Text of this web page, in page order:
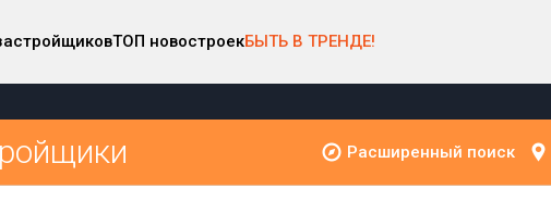
ТОП новостроекБЫТЬ В ТРЕНДЕ!
Расширенный поиск